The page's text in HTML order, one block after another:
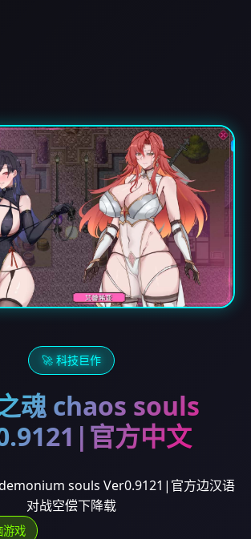
🚀 科技巨作
魂 chaos souls
官方中文
souls Ver0.9121|官方边汉语
对战空偿下降载
戏